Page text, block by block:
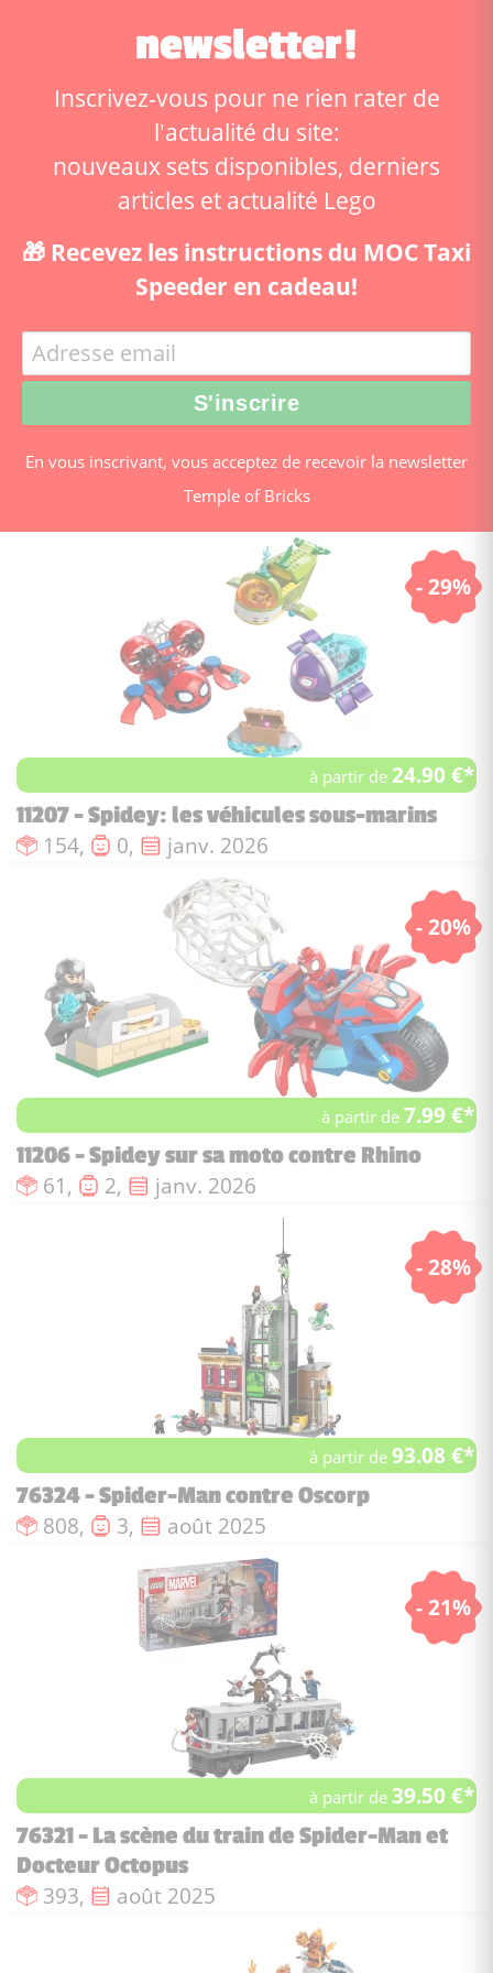
newsletter!
Inscrivez-vous pour ne rien rater de
l'actualité du site:
nouveaux sets disponibles, derniers
articles et actualité Lego
🎁 Recevez les instructions du MOC Taxi
Speeder en cadeau!
En vous inscrivant, vous acceptez de recevoir la newsletter
Temple of Bricks
- 29%
à partir de24.90 €*
11207 - Spidey: les véhicules sous-marins
Nombre de pièces :
154, Nombre de figurines :
0, Date de sortie :
janv. 2026
- 20%
à partir de7.99 €*
11206 - Spidey sur sa moto contre Rhino
Nombre de pièces :
61, Nombre de figurines :
2, Date de sortie :
janv. 2026
- 28%
à partir de93.08 €*
76324 - Spider-Man contre Oscorp
Nombre de pièces :
808, Nombre de figurines :
3, Date de sortie :
août 2025
- 21%
à partir de39.50 €*
76321 - La scène du train de Spider-Man et
Docteur Octopus
Nombre de pièces :
393, Date de sortie :
août 2025